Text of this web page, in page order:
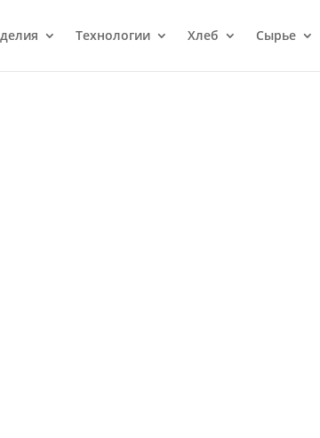
Технологии Хлеб Сырье